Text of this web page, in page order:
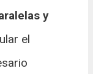
y
el